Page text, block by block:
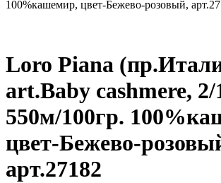
Loro Piana
art.Baby cashmere, 2/
550м/100гр.
цвет-Бежево-
арт.27182